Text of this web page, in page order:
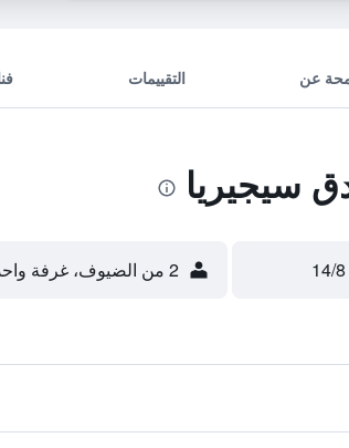
عن التقييمات
سيجيريا
2 من الضيوف، غرفة واحدة